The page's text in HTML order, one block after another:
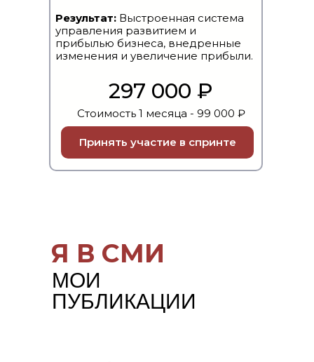
Результат: Выстроенная система
управления развитием и
прибылью бизнеса, внедренные
изменения и увеличение прибыли.
Стоимость 1 месяца - 99 000 ₽
297 000 ₽
Принять участие в спринте
МОИ
ПУБЛИКАЦИИ
Я В СМИ